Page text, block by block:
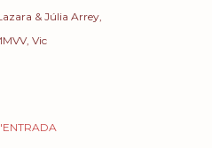
& Júlia Arrey
Vic